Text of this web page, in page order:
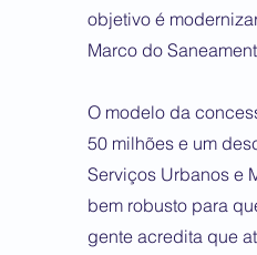
objetivo é
Marco do
O modelo da
50 milhões e um
Serviços Urbanos e
bem robusto para
gente acredita que